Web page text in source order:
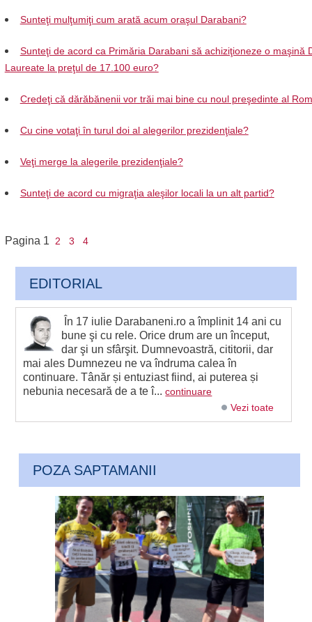
Sunteţi mulţumiţi cum arată acum oraşul Darabani?
Sunteţi de acord ca Primăria Darabani să achiziţioneze o maşină
Laureate la preţul de 17.100 euro?
Credeţi că dărăbănenii vor trăi mai bine cu noul preşedinte al
Cu cine votaţi în turul doi al alegerilor prezidenţiale?
Veţi merge la alegerile prezidenţiale?
Sunteţi de acord cu migraţia aleşilor locali la un alt partid?
Pagina 1 2 3 4
EDITORIAL
În 17 iulie Darabaneni.ro a împlinit 14 ani cu
bune şi cu rele. Orice drum are un început,
dar şi un sfârşit. Dumnevoastră, cititorii, dar
mai ales Dumnezeu ne va îndruma calea în
continuare. Tânăr și entuziast fiind, ai puterea și
nebunia necesară de a te î...continuare
Vezi toate
POZA SAPTAMANII